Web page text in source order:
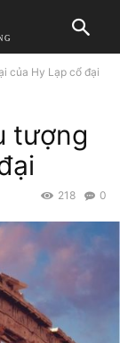
của Hy Lạp cổ đại
tượng
0
218